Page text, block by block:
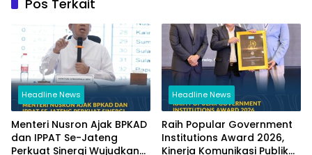
Pos Terkait
Headline News
Menteri Nusron Ajak BPKAD
dan IPPAT Se-Jateng
Perkuat Sinergi Wujudkan
Headline News
Raih Popular Government
Institutions Award 2026,
Kinerja Komunikasi Publik